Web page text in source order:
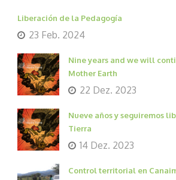
Liberación de la Pedagogía
23 Feb. 2024
Nine years and we will
Mother Earth
22 Dez. 2023
Nueve años y seguiremos
Tierra
14 Dez. 2023
Control territorial en